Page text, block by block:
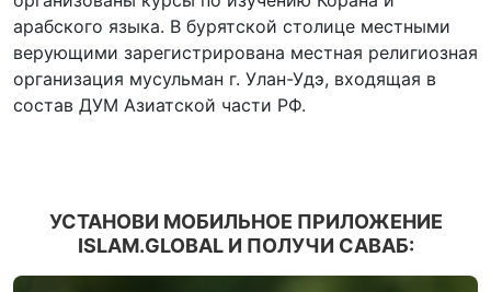
арабского языка. В бурятской столице местными
верующими зарегистрирована местная религиозная
организация мусульман г. Улан-Удэ, входящая в
состав ДУМ Азиатской части РФ.
УСТАНОВИ МОБИЛЬНОЕ ПРИЛОЖЕНИЕ
ISLAM.GLOBAL И ПОЛУЧИ САВАБ: